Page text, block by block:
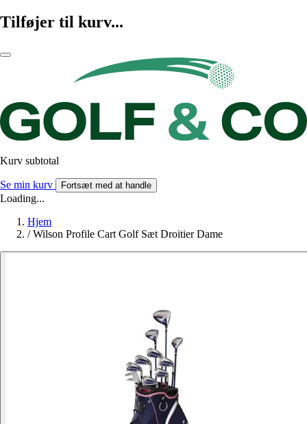
Tilføjer til kurv...
Kurv subtotal
Se min kurv Fortsæt med at handle
Loading...
Hjem
/ Wilson Profile Cart Golf Sæt Droitier Dame